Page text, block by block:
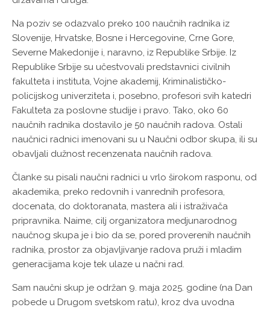
Na poziv se odazvalo preko 100 naučnih radnika iz
Slovenije, Hrvatske, Bosne i Hercegovine, Crne Gore,
Severne Makedonije i, naravno, iz Republike Srbije. Iz
Republike Srbije su učestvovali predstavnici civilnih
fakulteta i instituta, Vojne akademij, Kriminalističko-
policijskog univerziteta i, posebno, profesori svih katedri
Fakulteta za poslovne studije i pravo. Tako, oko 60
naučnih radnika dostavilo je 50 naučnih radova. Ostali
naučnici radnici imenovani su u Naučni odbor skupa, ili su
obavljali dužnost recenzenata naučnih radova.
Članke su pisali naučni radnici u vrlo širokom rasponu, od
akademika, preko redovnih i vanrednih profesora,
docenata, do doktoranata, mastera ali i istraživača
pripravnika. Naime, cilj organizatora medjunarodnog
naučnog skupa je i bio da se, pored proverenih naučnih
radnika, prostor za objavljivanje radova pruži i mladim
generacijama koje tek ulaze u načni rad.
Sam naučni skup je održan 9. maja 2025. godine (na Dan
pobede u Drugom svetskom ratu), kroz dva uvodna